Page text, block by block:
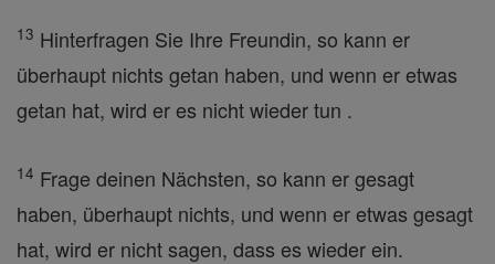
13 Hinterfragen Sie Ihre Freundin, so kann er
überhaupt nichts getan haben, und wenn er etwas
getan hat, wird er es nicht wieder tun .
14 Frage deinen Nächsten, so kann er gesagt
haben, überhaupt nichts, und wenn er etwas gesagt
hat, wird er nicht sagen, dass es wieder ein.